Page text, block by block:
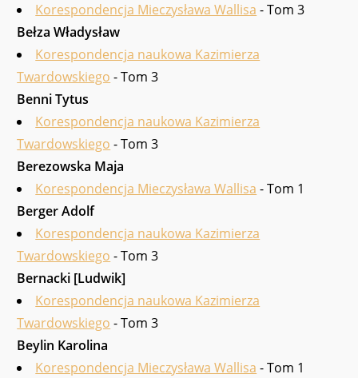
Korespondencja Mieczysława Wallisa - Tom 3
Bełza Władysław
Korespondencja naukowa Kazimierza
Twardowskiego - Tom 3
Benni Tytus
Korespondencja naukowa Kazimierza
Twardowskiego - Tom 3
Berezowska Maja
Korespondencja Mieczysława Wallisa - Tom 1
Berger Adolf
Korespondencja naukowa Kazimierza
Twardowskiego - Tom 3
Bernacki [Ludwik]
Korespondencja naukowa Kazimierza
Twardowskiego - Tom 3
Beylin Karolina
Korespondencja Mieczysława Wallisa - Tom 1